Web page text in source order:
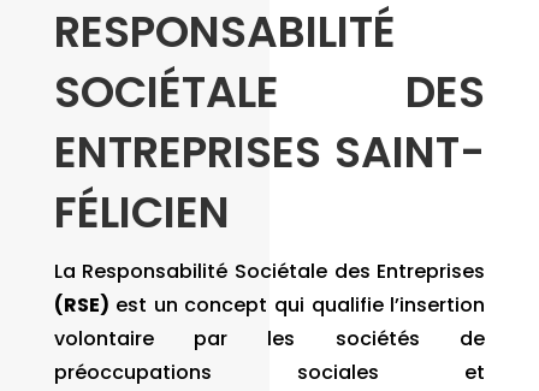
RESPONSABILITÉ
SOCIÉTALE DES
ENTREPRISES SAINT-
FÉLICIEN
La Responsabilité Sociétale des Entreprises
(RSE) est un concept qui qualifie l’insertion
volontaire par les sociétés de
préoccupations sociales et